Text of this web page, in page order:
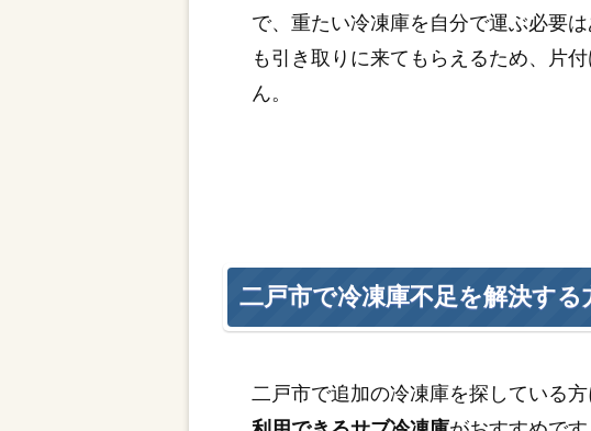
で、重たい冷凍庫を自分で運ぶ必要
も引き取りに来てもらえるため、片
ん。
二戸市で冷凍庫不足を解決する
二戸市で追加の冷凍庫を探している方